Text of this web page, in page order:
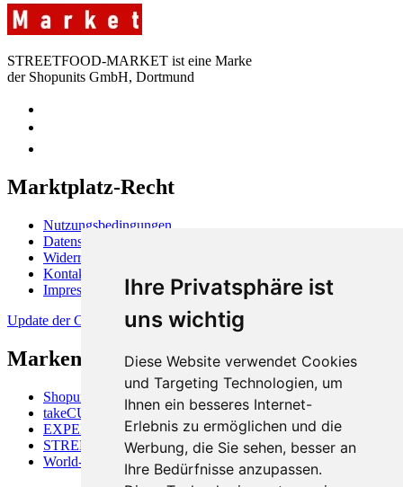
Ihre Privatsphäre ist
uns wichtig
Diese Website verwendet Cookies
und Targeting Technologien, um
Ihnen ein besseres Internet-
Erlebnis zu ermöglichen und die
Werbung, die Sie sehen, besser an
Ihre Bedürfnisse anzupassen.
STREETFOOD-MARKET ist eine Marke
der Shopunits GmbH, Dortmund
Marktplatz-Recht
Nutzungsbedingungen
Datenschutzerklärung
Widerrufsbelehrung
Kontakt
Impressum
Update der Cookie-Präferenzen
Markenüberblick
Shopunits GmbH
takeCUBE
EXPERTISALE
STREETFOOD-MARKET
World-of-Shops